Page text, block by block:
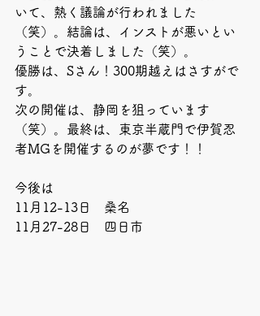
いて、熱く議論が行われました
（笑）。結論は、インストが悪いとい
うことで決着しました（笑）。
優勝は、Sさん！300期越えはさすがで
す。
次の開催は、静岡を狙っています
（笑）。最終は、東京半蔵門で伊賀忍
者MGを開催するのが夢です！！
今後は
11月12-13日　桑名
11月27-28日　四日市